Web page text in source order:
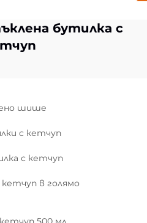
бутилка с
шише
с кетчуп
с кетчуп
в голямо